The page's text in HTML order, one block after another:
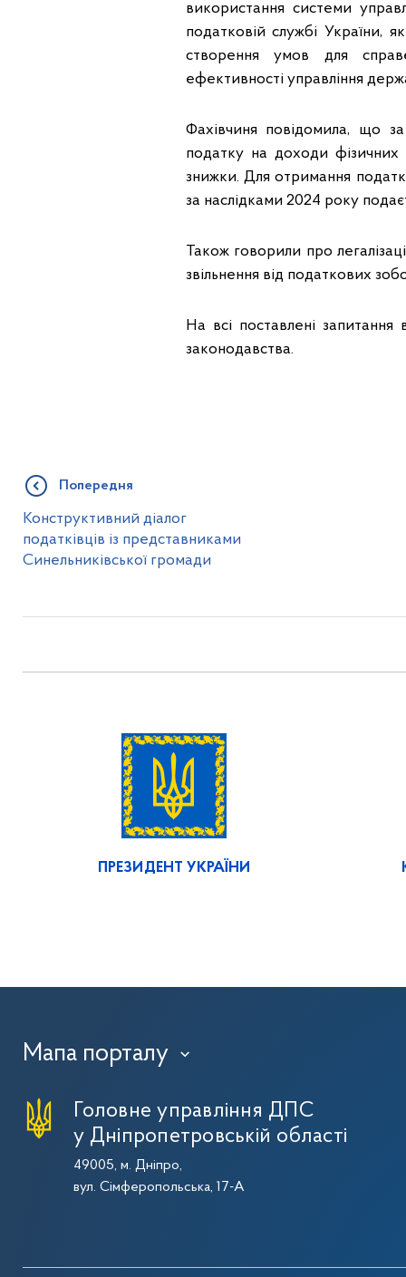
використання системи
податковій службі України,
створення умов для
ефективності управління
Фахівчиня повідомила, що
податку на доходи
знижки. Для отримання
за наслідками 2024 року
Також говорили про
звільнення від податкових
На всі поставлені запитання
законодавства.
Попередня
Конструктивний діалог
податківців із представниками
Синельниківської громади
ПРЕЗИДЕНТ УКРАЇНИ
Мапа порталу ›
Головне управління ДПС
у Дніпропетровській області
49005, м. Дніпро,
вул. Сімферопольська, 17-А